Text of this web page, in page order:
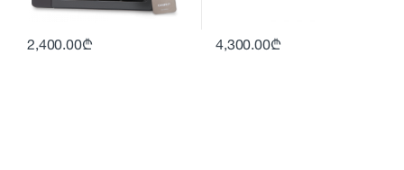
2,400.00₾ 4,300.00₾